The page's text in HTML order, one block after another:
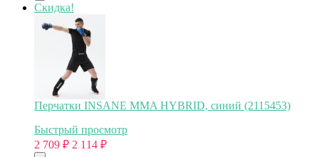
Скидка!
Перчатки INSANE MMA HYBRID, синий (2115453)
Быстрый просмотр
2 709 ₽ 2 114 ₽